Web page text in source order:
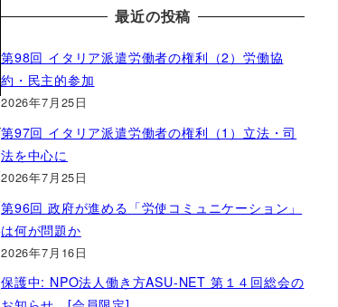
最近の投稿
第98回 イタリア派遣労働者の権利（2）労働協
約・民主的参加
2026年7月25日
第97回 イタリア派遣労働者の権利（1）立法・司
法を中心に
2026年7月25日
第96回 政府が進める「労使コミュニケーション」
は何が問題か
2026年7月16日
保護中: NPO法人働き方ASU-NET 第１４回総会の